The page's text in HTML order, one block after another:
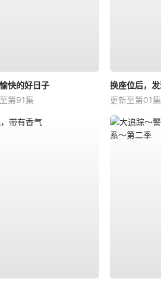
快的好日子
第91集
更新至第01集